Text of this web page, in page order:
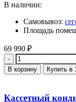
В наличии:
Самовывоз:
Площадь
69 990 ₽
Количество
В корзину Купить в
Кассетный